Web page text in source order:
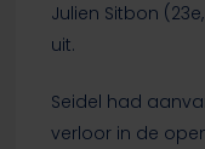
Julien Sitbon
uit.
Seidel had
verloor in de